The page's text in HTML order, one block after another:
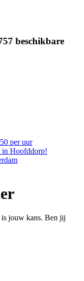
beschikbare
per uur
in Hoofddorp!
is jouw kans. Ben jij